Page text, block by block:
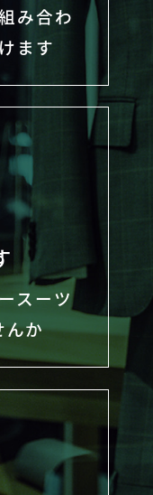
み合わ
ます
スーツ
んか